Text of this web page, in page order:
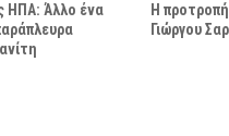
ΗΠΑ: Άλλο ένα
Η
Γιώργου